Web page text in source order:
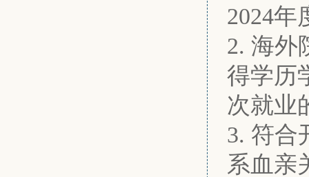
2024年
2. 海外
得学历
次就业
3. 符合
系血亲